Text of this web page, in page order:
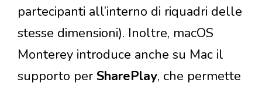
partecipanti all’interno di riquadri delle
stesse dimensioni). Inoltre, macOS
Monterey introduce anche su Mac il
supporto per SharePlay, che permette